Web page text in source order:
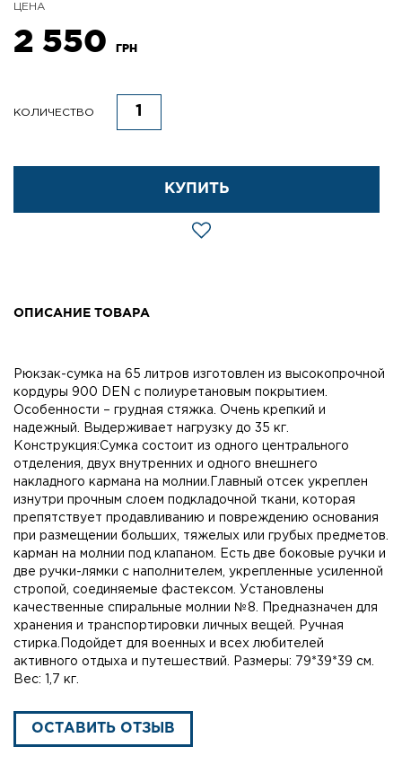
ЦЕНА
2 550 ГРН
КОЛИЧЕСТВО
КУПИТЬ
ОПИСАНИЕ ТОВАРА
Рюкзак-сумка на 65 литров изготовлен из высокопрочной
кордуры 900 DEN с полиуретановым покрытием.
Особенности – грудная стяжка. Очень крепкий и
надежный. Выдерживает нагрузку до 35 кг.
Конструкция:Сумка состоит из одного центрального
отделения, двух внутренних и одного внешнего
накладного кармана на молнии.Главный отсек укреплен
изнутри прочным слоем подкладочной ткани, которая
препятствует продавливанию и повреждению основания
при размещении больших, тяжелых или грубых предметов.
карман на молнии под клапаном. Есть две боковые ручки и
две ручки-лямки с наполнителем, укрепленные усиленной
стропой, соединяемые фастексом. Установлены
качественные спиральные молнии №8. Предназначен для
хранения и транспортировки личных вещей. Ручная
стирка.Подойдет для военных и всех любителей
активного отдыха и путешествий. Размеры: 79*39*39 см.
Вес: 1,7 кг.
ОСТАВИТЬ ОТЗЫВ